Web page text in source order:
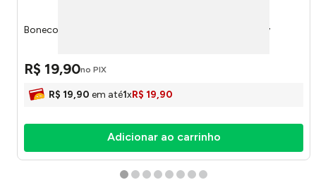
Boneco Colecionavel Toy Story Sortido 57133 - Disney
R$ 19,90no PIX
R$ 19,90 em até1xR$ 19,90
Adicionar ao carrinho